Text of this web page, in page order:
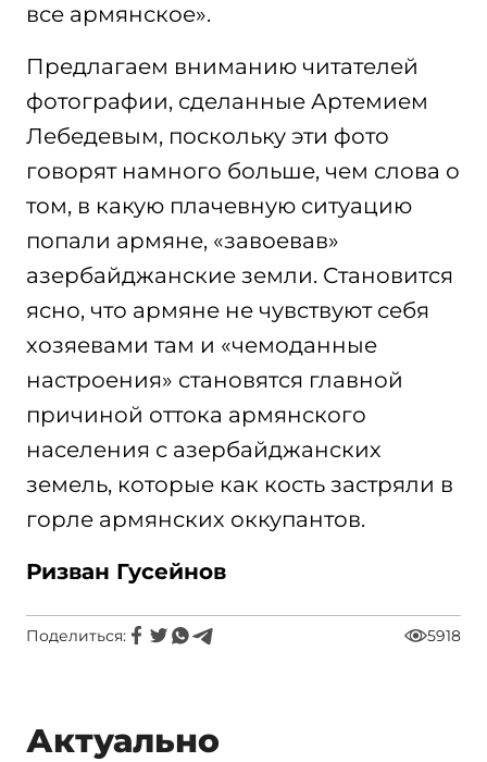
все армянское».
Предлагаем вниманию читателей
фотографии, сделанные Артемием
Лебедевым, поскольку эти фото
говорят намного больше, чем слова о
том, в какую плачевную ситуацию
попали армяне, «завоевав»
азербайджанские земли. Становится
ясно, что армяне не чувствуют себя
хозяевами там и «чемоданные
настроения» становятся главной
причиной оттока армянского
населения с азербайджанских
земель, которые как кость застряли в
горле армянских оккупантов.
Ризван Гусейнов
Поделиться: 5918
Актуально